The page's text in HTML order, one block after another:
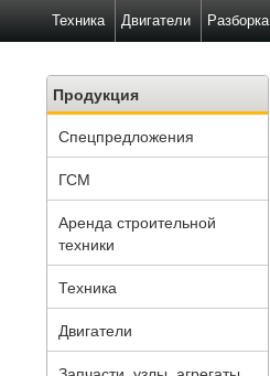
Техника Двигатели Разборка
Продукция
Спецпредложения
ГСМ
Аренда строительной
техники
Техника
Двигатели